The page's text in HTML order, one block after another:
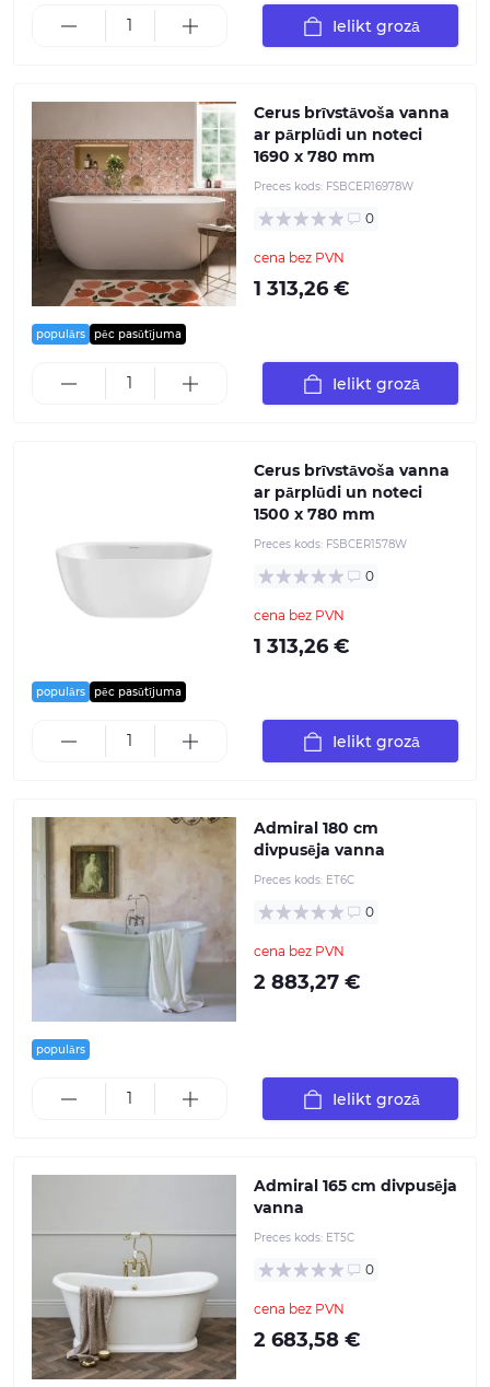
Ielikt grozā
populārs pēc pasūtījuma
Cerus brīvstāvoša vanna
ar pārplūdi un noteci
1690 x 780 mm
Preces kods: FSBCER16978W
0
cena bez PVN
1 313,26 €
Ielikt grozā
populārs pēc pasūtījuma
Cerus brīvstāvoša vanna
ar pārplūdi un noteci
1500 x 780 mm
Preces kods: FSBCER1578W
0
cena bez PVN
1 313,26 €
Ielikt grozā
populārs
Admiral 180 cm
divpusēja vanna
Preces kods: ET6C
0
cena bez PVN
2 883,27 €
Ielikt grozā
Admiral 165 cm divpusēja
vanna
Preces kods: ET5C
0
cena bez PVN
2 683,58 €